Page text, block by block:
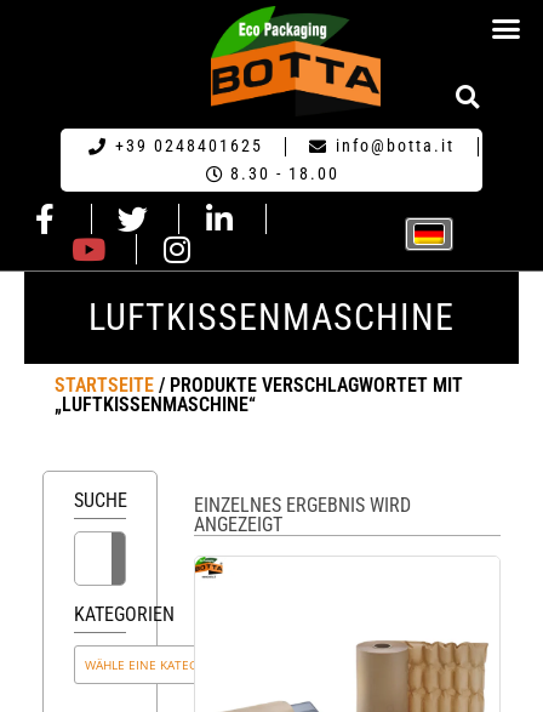
+39 0248401625
info@botta.it
8.30 - 18.00
LUFTKISSENMASCHINE
STARTSEITE / PRODUKTE VERSCHLAGWORTET MIT
„LUFTKISSENMASCHINE“
SUCHE
KATEGORIEN
EINZELNES ERGEBNIS WIRD
ANGEZEIGT